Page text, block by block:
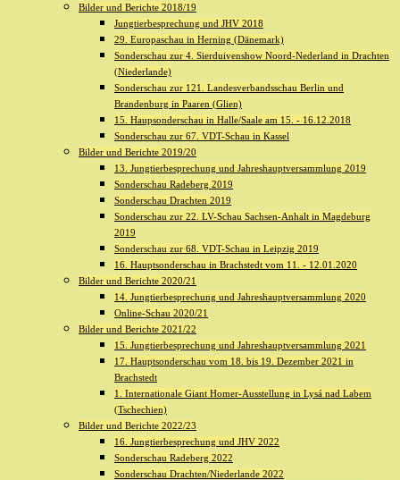
Bilder und Berichte 2018/19
Jungtierbesprechung und JHV 2018
29. Europaschau in Herning (Dänemark)
Sonderschau zur 4. Sierduivenshow Noord-Nederland in Drachten
(Niederlande)
Sonderschau zur 121. Landesverbandsschau Berlin und
Brandenburg in Paaren (Glien)
15. Haupsonderschau in Halle/Saale am 15. - 16.12.2018
Sonderschau zur 67. VDT-Schau in Kassel
Bilder und Berichte 2019/20
13. Jungtierbesprechung und Jahreshauptversammlung 2019
Sonderschau Radeberg 2019
Sonderschau Drachten 2019
Sonderschau zur 22. LV-Schau Sachsen-Anhalt in Magdeburg
2019
Sonderschau zur 68. VDT-Schau in Leipzig 2019
16. Hauptsonderschau in Brachstedt vom 11. - 12.01.2020
Bilder und Berichte 2020/21
14. Jungtierbesprechung und Jahreshauptversammlung 2020
Online-Schau 2020/21
Bilder und Berichte 2021/22
15. Jungtierbesprechung und Jahreshauptversammlung 2021
17. Hauptsonderschau vom 18. bis 19. Dezember 2021 in
Brachstedt
1. Internationale Giant Homer-Ausstellung in Lysá nad Labem
(Tschechien)
Bilder und Berichte 2022/23
16. Jungtierbesprechung und JHV 2022
Sonderschau Radeberg 2022
Sonderschau Drachten/Niederlande 2022